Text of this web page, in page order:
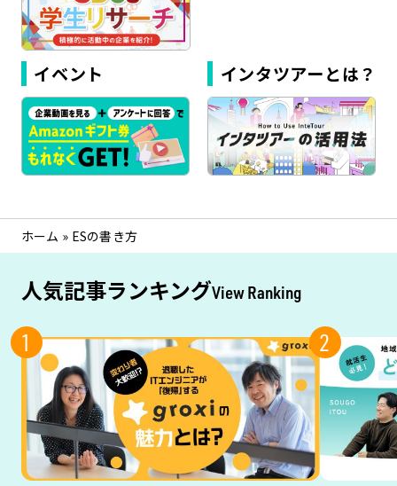
イベント インタツアーとは？
ホーム » ESの書き方
人気記事ランキングView Ranking
1 2